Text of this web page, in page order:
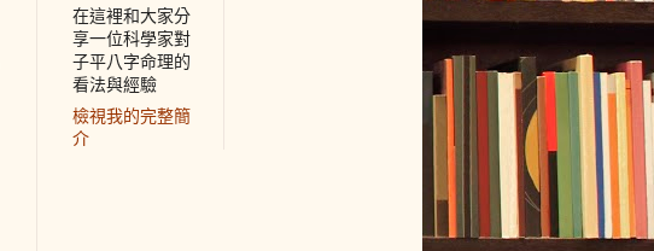
在這裡和大家分
享一位科學家對
子平八字命理的
看法與經驗
檢視我的完整簡
介